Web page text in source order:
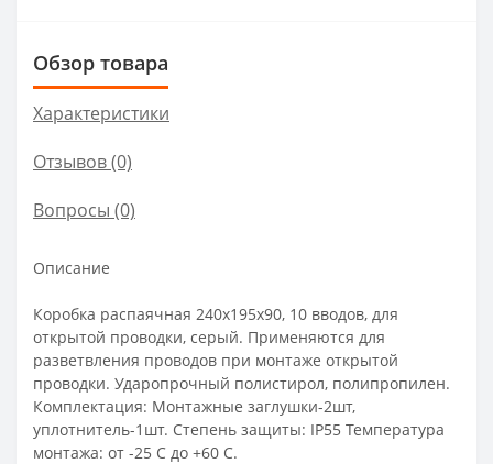
Обзор товара
Характеристики
Отзывов (0)
Вопросы (0)
Описание
Коробка распаячная 240х195х90, 10 вводов, для
открытой проводки, серый. Применяются для
разветвления проводов при монтаже открытой
проводки. Ударопрочный полистирол, полипропилен.
Комплектация: Монтажные заглушки-2шт,
уплотнитель-1шт. Степень защиты: IP55 Температура
монтажа: от -25 С до +60 С.